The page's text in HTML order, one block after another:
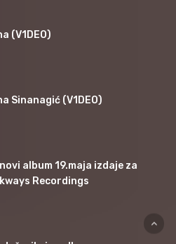
(V1DEO)
Sinanagić (V1DEO)
album 19.maja izdaje za
Recordings